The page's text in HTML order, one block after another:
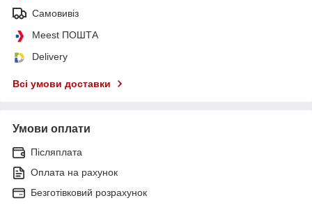
Самовивіз
Meest ПОШТА
Delivery
Всі умови доставки
Умови оплати
Післяплата
Оплата на рахунок
Безготівковий розрахунок